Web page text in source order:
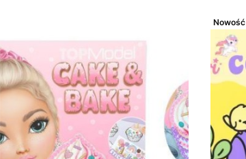
Nowość